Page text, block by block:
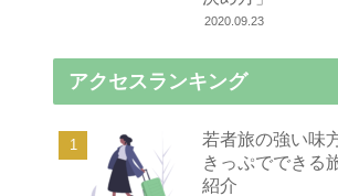
2020.09.23
アクセスランキング
若者旅の強い味
きっぷでできる
紹介